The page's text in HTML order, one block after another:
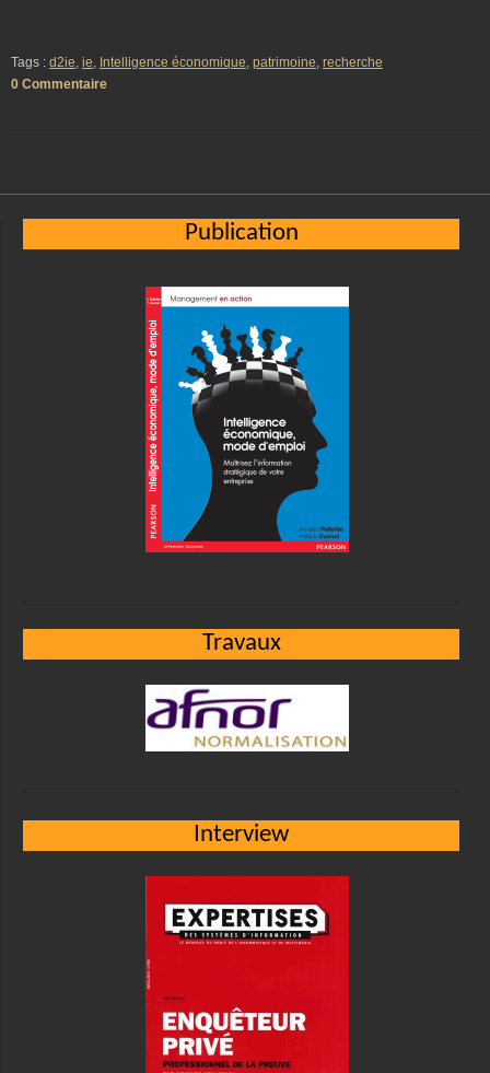
Tags : d2ie, ie, Intelligence économique, patrimoine, recherche
0 Commentaire
Publication
Travaux
Interview